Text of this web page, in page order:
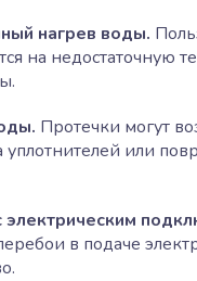
нагрев воды.
на недостаточную
Протечки могут
уплотнителей или
в подаче